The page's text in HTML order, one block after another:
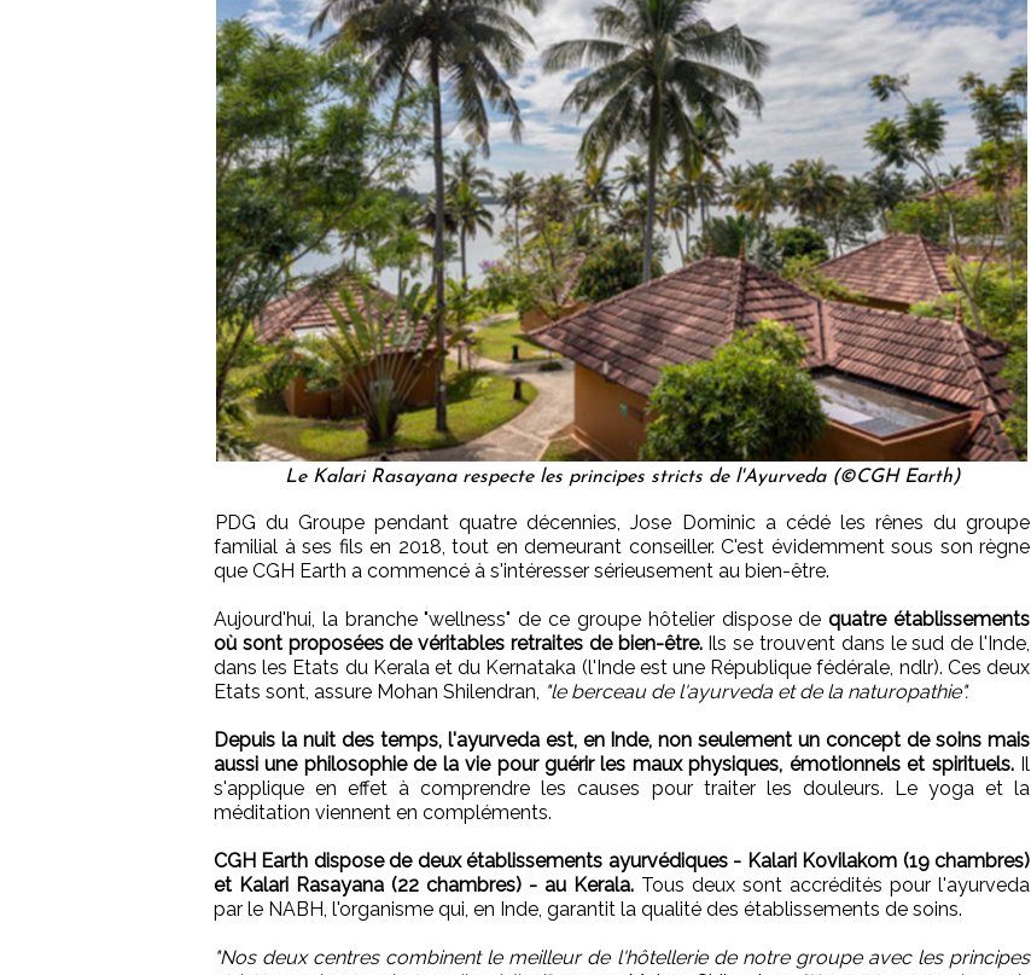
Le Kalari Rasayana respecte les principes stricts de l'Ayurveda (©CGH Earth)
PDG du Groupe pendant quatre décennies, Jose Dominic a cédé les rênes du groupe
familial à ses fils en 2018, tout en demeurant conseiller. C'est évidemment sous son règne
que CGH Earth a commencé à s'intéresser sérieusement au bien-être.
Aujourd'hui, la branche "wellness" de ce groupe hôtelier dispose dequatre établissements
où sont proposées de véritables retraites de bien-être.Ils se trouvent dans le sud de l'Inde,
dans les Etats du Kerala et du Kernataka (l'Inde est une République fédérale, ndlr). Ces deux
Etats sont, assure Mohan Shilendran, "le berceau de l'ayurveda et de la naturopathie".
Depuis la nuit des temps, l'ayurveda est, en Inde, non seulement un concept de soins mais
aussi une philosophie de la vie pour guérir les maux physiques, émotionnels et spirituels.Il
s'applique en effet à comprendre les causes pour traiter les douleurs. Le yoga et la
méditation viennent en compléments.
CGH Earth dispose de deux établissements ayurvédiques - Kalari Kovilakom (19 chambres)
et Kalari Rasayana (22 chambres) - au Kerala. Tous deux sont accrédités pour l'ayurveda
par le NABH, l'organisme qui, en Inde, garantit la qualité des établissements de soins.
"Nos deux centres combinent le meilleur de l'hôtellerie de notre groupe avec les principes